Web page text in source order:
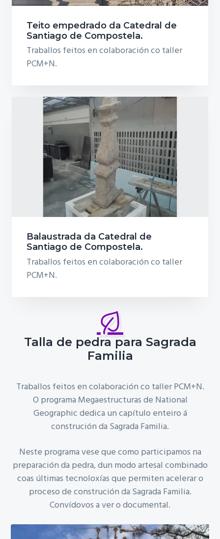
Teito empedrado da Catedral de
Santiago de Compostela.
Traballos feitos en colaboración co taller
PCM+N.
Balaustrada da Catedral de
Santiago de Compostela.
Traballos feitos en colaboración co taller
PCM+N.
Talla de pedra para Sagrada
Familia
Traballos feitos en colaboración co taller PCM+N.
O programa Megaestructuras de National
Geographic dedica un capítulo enteiro á
construción da Sagrada Familia.
Neste programa vese que como participamos na
preparación da pedra, dun modo artesal combinado
coas últimas tecnoloxías que permiten acelerar o
proceso de construción da Sagrada Familia.
Convídovos a ver o documental.